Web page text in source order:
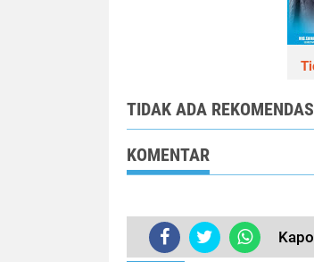
TIDAK ADA
KOMENTAR
TERKINI